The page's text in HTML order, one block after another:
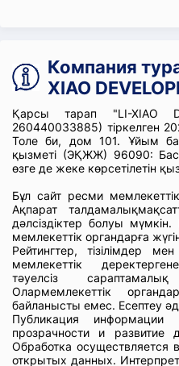
Компания
XIAO
Қарсы тарап "LI-XIAO
260440033885) тіркелген
Толе би, дом 101. Ұйым
қызметі (ЭҚЖЖ) 96090:
өзге де жеке көрсетілетін
Бұл сайт ресми
Ақпарат
дәлсіздіктер болуы мүмкін.
мемлекеттік органдарға
Рейтингтер, тізілімдер
мемлекеттік
тәуелсіз
Олармемлекеттік
байланысты емес. Есептеу
Публикация
прозрачности и развитие
Обработка осуществляется
открытых данных.